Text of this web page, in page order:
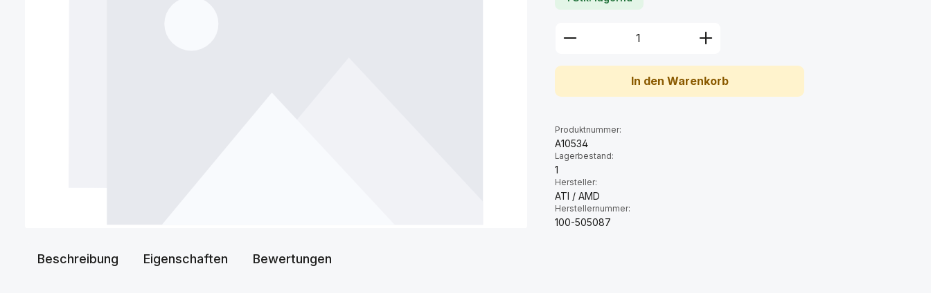
Produkt Anzahl: Gib den gewünschten Wert
In den Warenkorb
Produktnummer:
A10534
Lagerbestand:
1
Hersteller:
ATI / AMD
Herstellernummer:
100-505087
Beschreibung Eigenschaften Bewertungen